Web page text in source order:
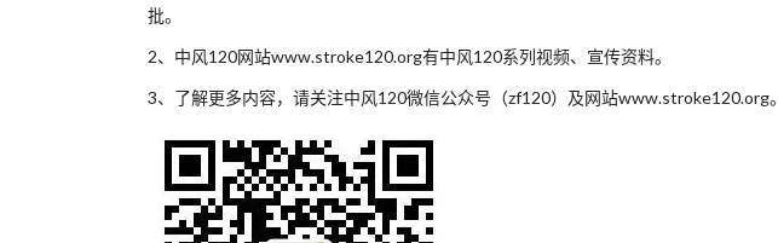
批。
2、中风120网站www.stroke120.org有中风120系列视频、宣传资料。
3、了解更多内容，请关注中风120微信公众号（zf120）及网站www.stroke120.org。